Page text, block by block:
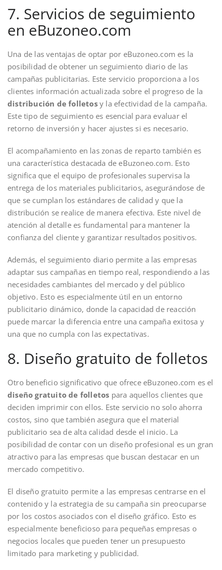
7. Servicios de seguimiento
en eBuzoneo.com
Una de las ventajas de optar por eBuzoneo.com es la
posibilidad de obtener un seguimiento diario de las
campañas publicitarias. Este servicio proporciona a los
clientes información actualizada sobre el progreso de la
distribución de folletosy la efectividad de la campaña.
Este tipo de seguimiento es esencial para evaluar el
retorno de inversión y hacer ajustes si es necesario.
El acompañamiento en las zonas de reparto también es
una característica destacada de eBuzoneo.com. Esto
significa que el equipo de profesionales supervisa la
entrega de los materiales publicitarios, asegurándose de
que se cumplan los estándares de calidad y que la
distribución se realice de manera efectiva. Este nivel de
atención al detalle es fundamental para mantener la
confianza del cliente y garantizar resultados positivos.
Además, el seguimiento diario permite a las empresas
adaptar sus campañas en tiempo real, respondiendo a las
necesidades cambiantes del mercado y del público
objetivo. Esto es especialmente útil en un entorno
publicitario dinámico, donde la capacidad de reacción
puede marcar la diferencia entre una campaña exitosa y
una que no cumpla con las expectativas.
8. Diseño gratuito de folletos
Otro beneficio significativo que ofrece eBuzoneo.com es el
diseño gratuito de folletos para aquellos clientes que
deciden imprimir con ellos. Este servicio no solo ahorra
costos, sino que también asegura que el material
publicitario sea de alta calidad desde el inicio. La
posibilidad de contar con un diseño profesional es un gran
atractivo para las empresas que buscan destacar en un
mercado competitivo.
El diseño gratuito permite a las empresas centrarse en el
contenido y la estrategia de su campaña sin preocuparse
por los costos asociados con el diseño gráfico. Esto es
especialmente beneficioso para pequeñas empresas o
negocios locales que pueden tener un presupuesto
limitado para marketing y publicidad.